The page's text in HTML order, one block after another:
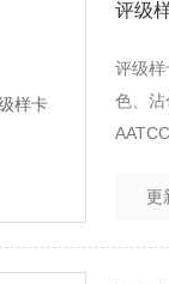
评级
评级
色、沾
更